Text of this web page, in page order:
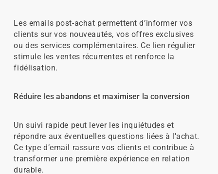
Les emails post-achat permettent d’informer vos
clients sur vos nouveautés, vos offres exclusives
ou des services complémentaires. Ce lien régulier
stimule les ventes récurrentes et renforce la
fidélisation.
Réduire les abandons et maximiser la conversion
Un suivi rapide peut lever les inquiétudes et
répondre aux éventuelles questions liées à l’achat.
Ce type d’email rassure vos clients et contribue à
transformer une première expérience en relation
durable.